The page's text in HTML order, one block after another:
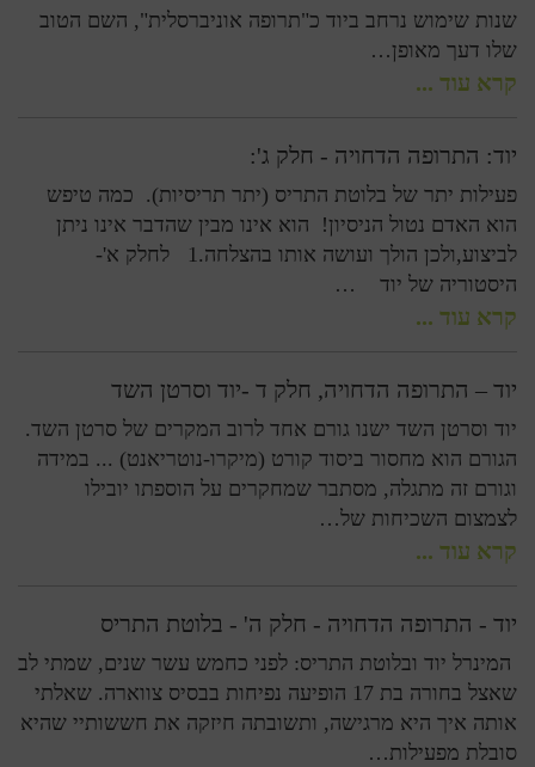
שנות שימוש נרחב ביוד כ"תרופה אוניברסלית", השם הטוב
שלו דעך מאופן…
קרא עוד ...
יוד: התרופה הדחויה - חלק ג':
פעילות יתר של בלוטת התריס (יתר תריסיות). כמה טיפש
הוא האדם נטול הניסיון! הוא אינו מבין שהדבר אינו ניתן
לביצוע,ולכן הולך ועושה אותו בהצלחה.1 לחלק א'-
היסטוריה של יוד …
קרא עוד ...
יוד – התרופה הדחויה, חלק ד -יוד וסרטן השד
יוד וסרטן השד ישנו גורם אחד לרוב המקרים של סרטן השד.
הגורם הוא מחסור ביסוד קורט (מיקרו-נוטריאנט) ... במידה
וגורם זה מתגלה, מסתבר שמחקרים על הוספתו יובילו
לצמצום השכיחות של…
קרא עוד ...
יוד - התרופה הדחויה - חלק ה' - בלוטת התריס
המינרל יוד ובלוטת התריס: לפני כחמש עשר שנים, שמתי לב
שאצל בחורה בת 17 הופיעה נפיחות בבסיס צווארה. שאלתי
אותה איך היא מרגישה, ותשובתה חיזקה את חששותיי שהיא
סובלת מפעילות…